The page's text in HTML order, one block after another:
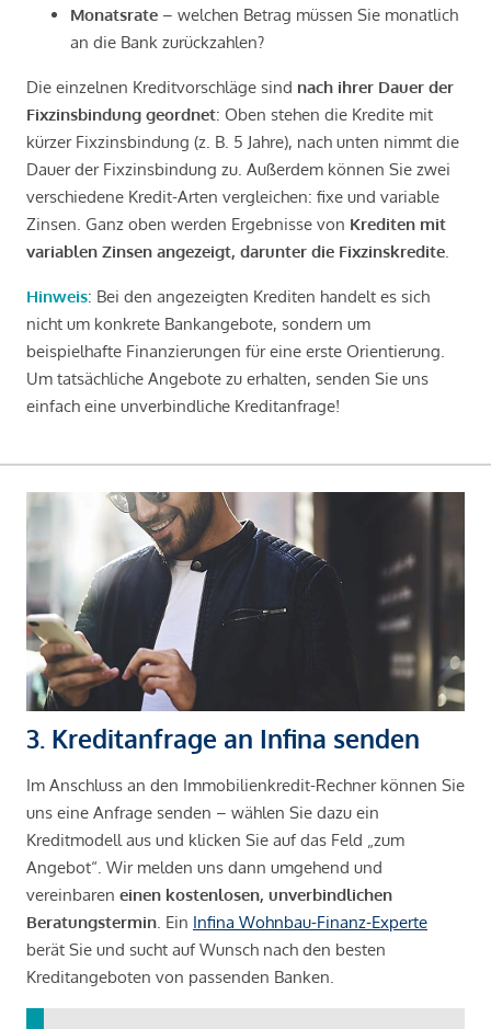
Monatsrate – welchen Betrag müssen Sie monatlich
an die Bank zurückzahlen?
Die einzelnen Kreditvorschläge sind nach ihrer Dauer der
Fixzinsbindung geordnet: Oben stehen die Kredite mit
kürzer Fixzinsbindung (z. B. 5 Jahre), nach unten nimmt die
Dauer der Fixzinsbindung zu. Außerdem können Sie zwei
verschiedene Kredit-Arten vergleichen: fixe und variable
Zinsen. Ganz oben werden Ergebnisse von Krediten mit
variablen Zinsen angezeigt, darunter die Fixzinskredite
Hinweis: Bei den angezeigten Krediten handelt es sich
nicht um konkrete Bankangebote, sondern um
beispielhafte Finanzierungen für eine erste Orientierung.
Um tatsächliche Angebote zu erhalten, senden Sie uns
einfach eine unverbindliche Kreditanfrage!
3. Kreditanfrage an Infina senden
Im Anschluss an den Immobilienkredit-Rechner können Sie
uns eine Anfrage senden – wählen Sie dazu ein
Kreditmodell aus und klicken Sie auf das Feld „zum
Angebot“. Wir melden uns dann umgehend und
vereinbaren einen kostenlosen, unverbindlichen
Beratungstermin . Ein Infina Wohnbau-Finanz-Experte
berät Sie und sucht auf Wunsch nach den besten
Kreditangeboten von passenden Banken.